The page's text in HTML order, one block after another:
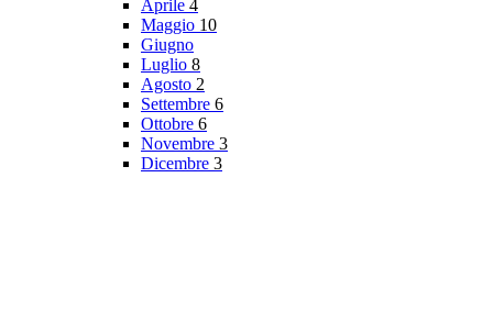
Aprile 4
Maggio 10
Giugno
Luglio 8
Agosto 2
Settembre 6
Ottobre 6
Novembre 3
Dicembre 3